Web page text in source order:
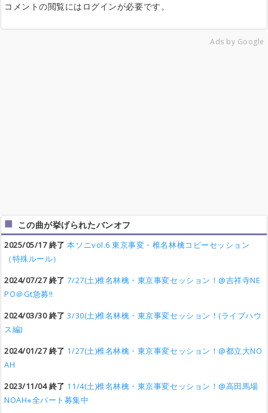
コメントの閲覧にはログインが必要です。
Ads by Google
この曲が挙げられたバンオフ
2025/05/17 終了 本ソニvol.6 東京事変・椎名林檎コピーセッション
（特殊ルール）
2024/07/27 終了 7/27(土)椎名林檎・東京事変セッション！@吉祥寺NE
PO＠Gt急募‼︎
2024/03/30 終了 3/30(土)椎名林檎・東京事変セッション！(ライブハウ
ス編)
2024/01/27 終了 1/27(土)椎名林檎・東京事変セッション！@都立大NO
AH
2023/11/04 終了 11/4(土)椎名林檎・東京事変セッション！@高田馬場
NOAH※全パート募集中